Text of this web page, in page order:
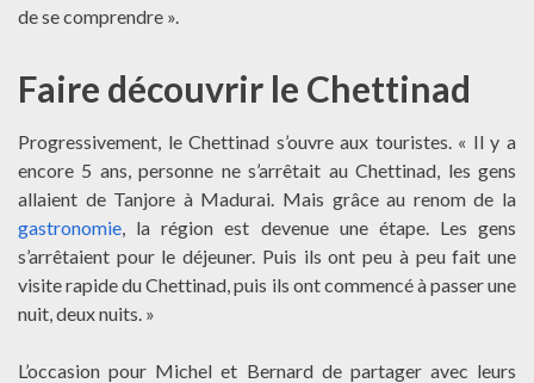
de se comprendre ».
Faire découvrir le Chettinad
Progressivement, le Chettinad s’ouvre aux touristes. « Il y a
encore 5 ans, personne ne s’arrêtait au Chettinad, les gens
allaient de Tanjore à Madurai. Mais grâce au renom de la
gastronomie , la région est devenue une étape. Les gens
s’arrêtaient pour le déjeuner. Puis ils ont peu à peu fait une
visite rapide du Chettinad, puis ils ont commencé à passer une
nuit, deux nuits. »
L’occasion pour Michel et Bernard de partager avec leurs